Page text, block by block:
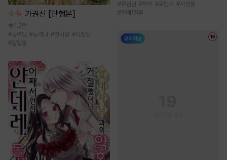
소설 가권신 [단행본]
1.2만
#능력남 #능력녀 #첫사랑 #다정남
#달달물
#무심남 #부부 #로맨스 #서양풍
#연애/결혼